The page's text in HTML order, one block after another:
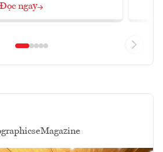
Đọc ngay
eMagazine